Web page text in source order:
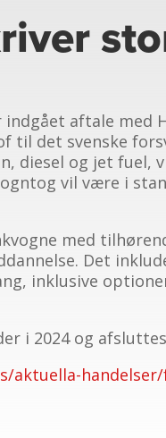
aftale med
det svenske
og jet fuel,
vil være i
med
Det
inklusive
i 2024 og